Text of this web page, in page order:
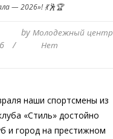
— 2026»! 💃🕺🏆
by Молодежный центр
/
Нет
наши спортсмены из
«Стиль» достойно
и город на престижном